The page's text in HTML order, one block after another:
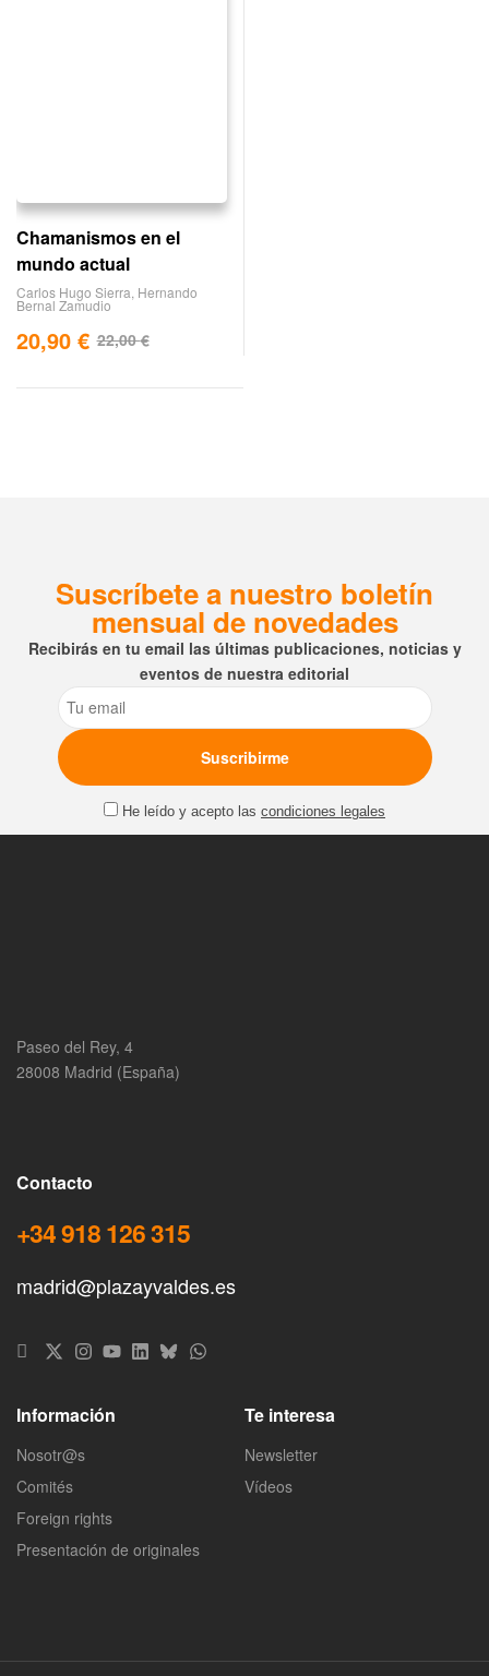
Chamanismos en el
mundo actual
Carlos Hugo Sierra Hernando
Bernal Zamudio
22,00€
20,90 €
Suscríbete a nuestro boletín
mensual de novedades
Recibirás en tu email las últimas publicaciones, noticias y
eventos de nuestra editorial
Email
He leído y acepto las condiciones legales
Paseo del Rey, 4
28008 Madrid (España)
Contacto
+34 918 126 315
madrid@plazayvaldes.es
Información
Nosotr@s
Comités
Foreign rights
Presentación de originales
Te interesa
Newsletter
Vídeos